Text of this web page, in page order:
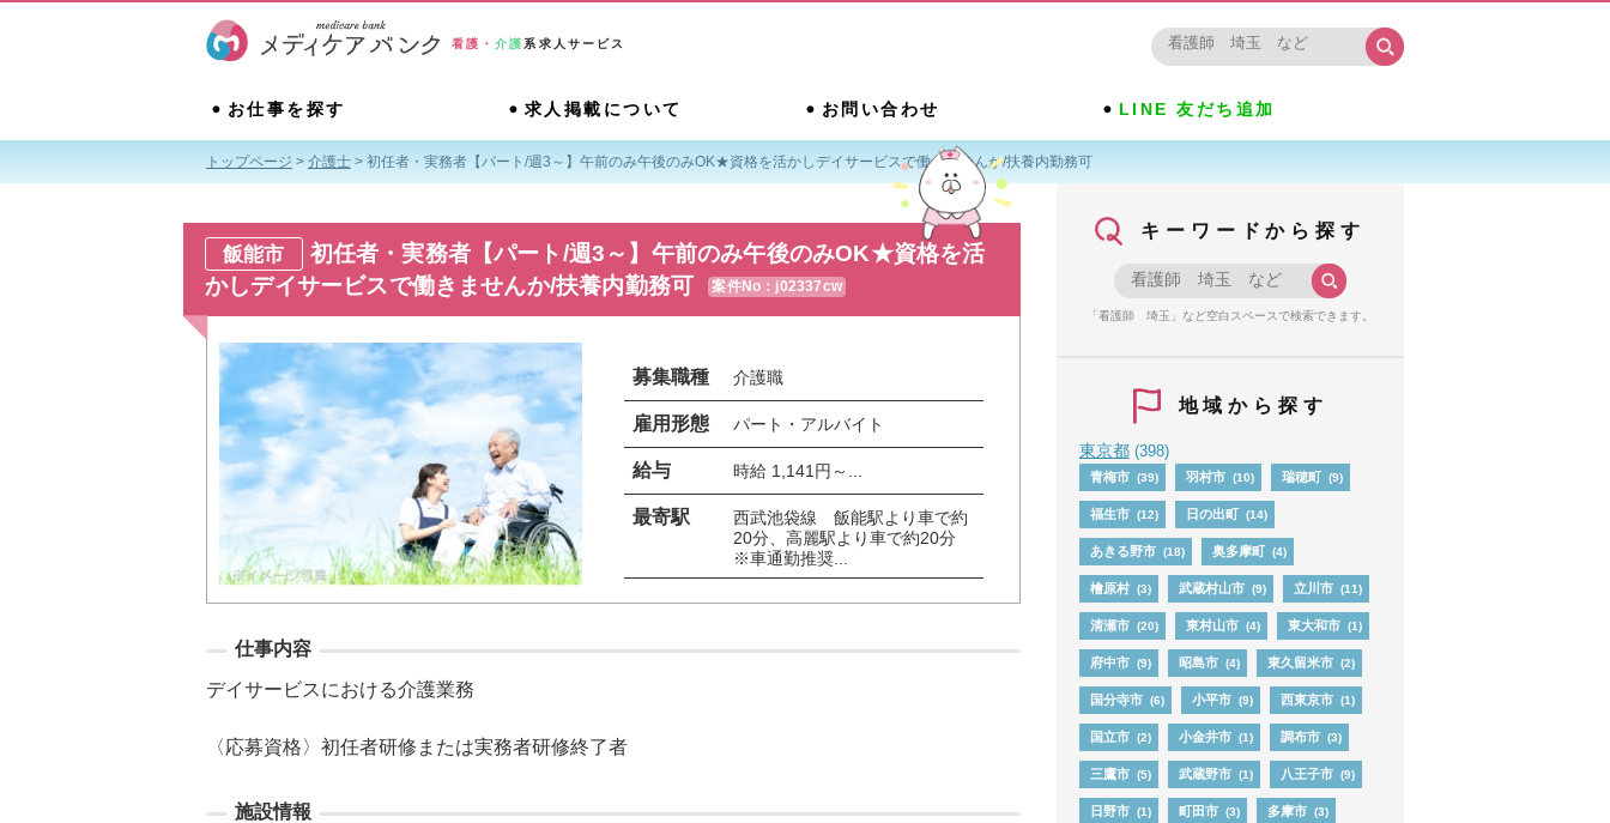
看護・介護 系求人サービス
お仕事を探す 求人掲載について お問い合わせ LINE 友だち追加
トップページ > 介護士 > 初任者・実務者【パート/週3～】午前のみ午後のみOK★資格を活かしデイサービスで働きませんか/扶養内勤務可
飯能市
初任者・実務者【パート/週3～】午前のみ午後のみOK★資格を活
かしデイサービスで働きませんか/扶養内勤務可
案件No：j02337cw
募集職種 介護職
雇用形態 パート・アルバイト
給与 時給 1,141円～...
最寄駅
西武池袋線　飯能駅より車で約
20分、高麗駅より車で約20分
※車通勤推奨...
仕事内容
デイサービスにおける介護業務
〈応募資格〉初任者研修または実務者研修終了者
施設情報
キーワードから探す
「看護師 埼玉」など空白スペースで検索できます。
地域から探す
東京都(398)
青梅市 (39) 羽村市 (10) 瑞穂町 (9)
福生市 (12) 日の出町 (14)
あきる野市 (18) 奥多摩町 (4)
檜原村 (3) 武蔵村山市 (9) 立川市 (11)
清瀬市 (20) 東村山市 (4) 東大和市 (1)
府中市 (9) 昭島市 (4) 東久留米市 (2)
国分寺市 (6) 小平市 (9) 西東京市 (1)
国立市 (2) 小金井市 (1) 調布市 (3)
三鷹市 (5) 武蔵野市 (1) 八王子市 (9)
日野市 (1) 町田市 (3) 多摩市 (3)